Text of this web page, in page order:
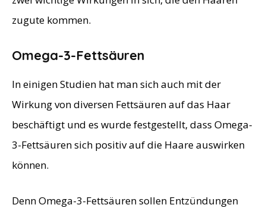
zugute kommen.
Omega-3-Fettsäuren
In einigen Studien hat man sich auch mit der
Wirkung von diversen Fettsäuren auf das Haar
beschäftigt und es wurde festgestellt, dass Omega-
3-Fettsäuren sich positiv auf die Haare auswirken
können.
Denn Omega-3-Fettsäuren sollen Entzündungen